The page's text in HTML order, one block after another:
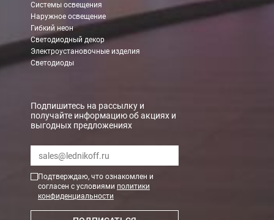
Системы освещения
Наружное освещение
Гибкий неон
Светодиодный декор
Электроустановочные изделия
Светодиоды
Подпишитесь на рассылку и
получайте информацию об акциях и
выгодных предложениях
Подтверждаю, что ознакомлен и
согласен с условиями политики
конфиденциальности